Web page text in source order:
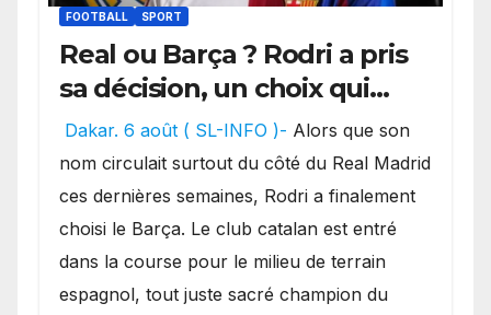
FOOTBALL SPORT
Real ou Barça ? Rodri a pris
sa décision, un choix qui
pourrait faire grand bruit
sur le marché des
transferts.
Dakar. 6 août ( SL-INFO )- Alors que son
nom circulait surtout du côté du Real Madrid
ces dernières semaines, Rodri a finalement
choisi le Barça. Le club catalan est entré
dans la course pour le milieu de terrain
espagnol, tout juste sacré champion du